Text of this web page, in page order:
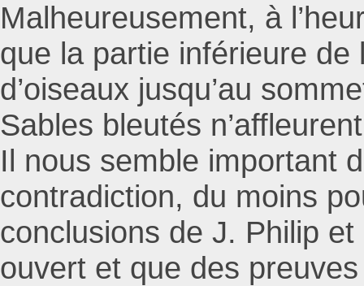
Malheureusement, à
que la partie inférieure
d’oiseaux jusqu’au
Sables bleutés
Il nous semble important
contradiction, du moins
conclusions de J. Philip
ouvert et que des